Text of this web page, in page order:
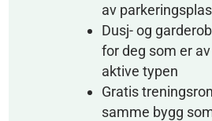
av
Dusj- og
for deg som er
aktive typen
Gratis
samme bygg